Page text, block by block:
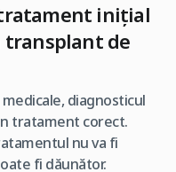
inițial
transplant de
diagnosticul
tratament corect.
nu va fi
fi dăunător.